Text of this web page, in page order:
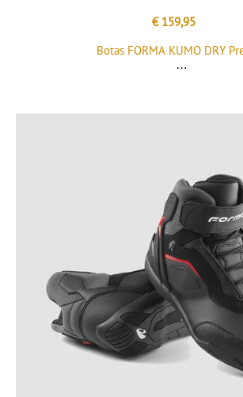
€ 159,95
Botas FORMA KUMO DRY